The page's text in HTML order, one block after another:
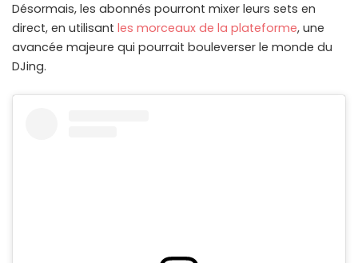
Désormais, les abonnés pourront mixer leurs sets en
direct, en utilisant les morceaux de la plateforme, une
avancée majeure qui pourrait bouleverser le monde du
DJing.